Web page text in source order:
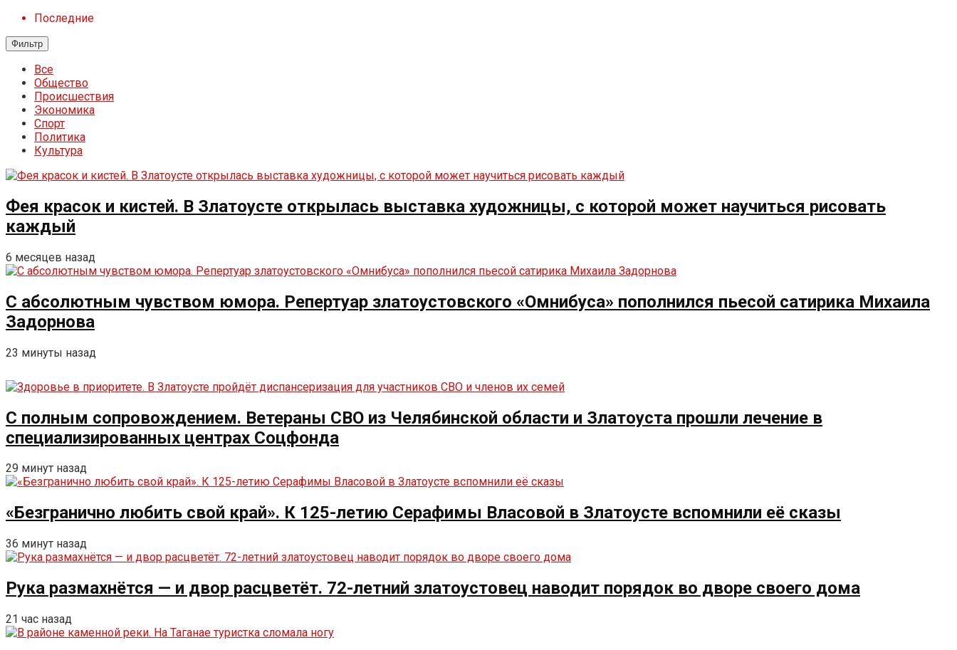
Последние
Фильтр
Все
Общество
Происшествия
Экономика
Спорт
Политика
Культура
Фея красок и кистей. В Златоусте открылась выставка художницы, с которой может научиться рисовать
каждый
6 месяцев назад
С абсолютным чувством юмора. Репертуар златоустовского «Омнибуса» пополнился пьесой сатирика Михаила
Задорнова
23 минуты назад
С полным сопровождением. Ветераны СВО из Челябинской области и Златоуста прошли лечение в
специализированных центрах Соцфонда
29 минут назад
«Безгранично любить свой край». К 125-летию Серафимы Власовой в Златоусте вспомнили её сказы
36 минут назад
Рука размахнётся — и двор расцветёт. 72-летний златоустовец наводит порядок во дворе своего дома
21 час назад